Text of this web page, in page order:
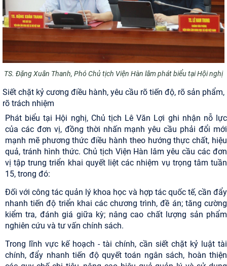
TS. Đặng Xuân Thanh, Phó Chủ tịch Viện Hàn lâm phát biểu tại Hội nghị
Siết chặt kỷ cương điều hành, yêu cầu rõ tiến độ, rõ sản phẩm,
rõ trách nhiệm
Phát biểu tại Hội nghị, Chủ tịch Lê Văn Lợi ghi nhận nỗ lực
của các đơn vị, đồng thời nhấn mạnh yêu cầu phải đổi mới
mạnh mẽ phương thức điều hành theo hướng thực chất, hiệu
quả, tránh hình thức. Chủ tịch Viện Hàn lâm yêu cầu các đơn
vị tập trung triển khai quyết liệt các nhiệm vụ trọng tâm tuần
15, trong đó:
Đối với công tác quản lý khoa học và hợp tác quốc tế, cần đẩy
nhanh tiến độ triển khai các chương trình, đề án; tăng cường
kiểm tra, đánh giá giữa kỳ; nâng cao chất lượng sản phẩm
nghiên cứu và tư vấn chính sách.
Trong lĩnh vực kế hoạch - tài chính, cần siết chặt kỷ luật tài
chính, đẩy nhanh tiến độ quyết toán ngân sách, hoàn thiện